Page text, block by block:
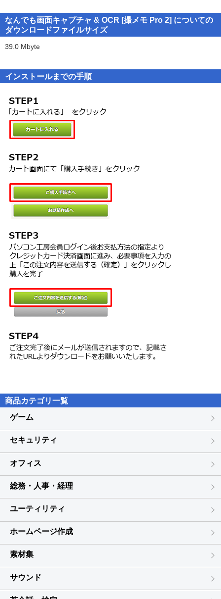
供しています。
※OCR機能は上限が1日50回までに制限されています。
お客様自身で取得されたGoogle社のサービスアカウントを登録いた
だくことで上限を超えてご利用いただけます。
■動作環境■
日本語Windows10/8.1/7(各32/64bit版)。
※64ビット版Windowsでは、32ビット互換モード(WOW64)で動作
します。
※Windows 10 / 8.1では、デスクトップモードで動作します。
※管理者権限が必要。
■動作CPU
ご利用のOSが推奨する環境以上
■動作メモリ
ご使用のOSが推奨する環境以上
100MB以上（撮影した画像の格納用に別途空き容量が必要）
■その他動作条件
・モニター
1024×768ドットHighcolorモード（32000色）以上表示可能なモニ
・スマートフォン連携：【対応デバイス】 iOS/Android
【連携方法】 無線LAN経由で
5. ダウンロード製品の返品は、お断りします。
なんでも画面キャプチャ & OCR [撮メモ Pro 2] についての
ダウンロードファイルサイズ
39.0 Mbyte
インストールまでの手順
商品カテゴリ一覧
ゲーム
セキュリティ
オフィス
総務・人事・経理
ユーティリティ
ホームページ作成
素材集
サウンド